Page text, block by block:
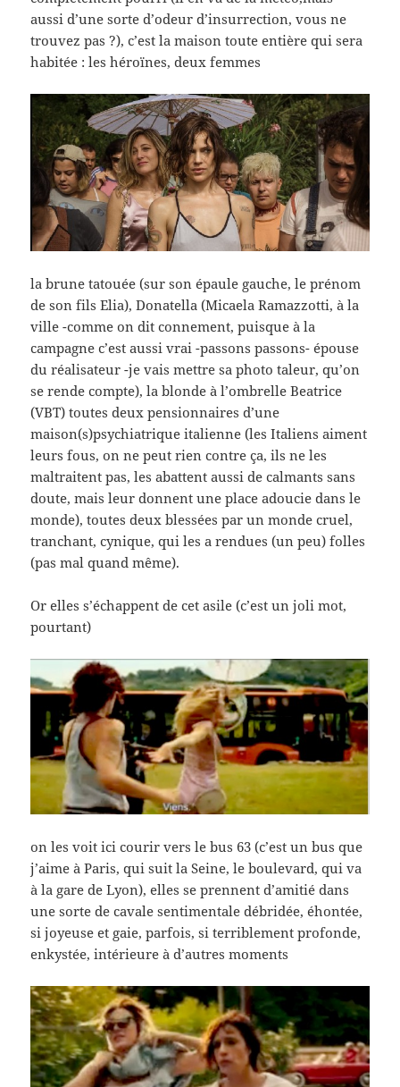
aussi d’une sorte d’odeur d’insurrection, vous ne
trouvez pas ?), c’est la maison toute entière qui sera
habitée : les héroïnes, deux femmes
la brune tatouée (sur son épaule gauche, le prénom
de son fils Elia), Donatella (Micaela Ramazzotti, à la
ville -comme on dit connement, puisque à la
campagne c’est aussi vrai -passons passons- épouse
du réalisateur -je vais mettre sa photo taleur, qu’on
se rende compte), la blonde à l’ombrelle Beatrice
(VBT) toutes deux pensionnaires d’une
maison(s)psychiatrique italienne (les Italiens aiment
leurs fous, on ne peut rien contre ça, ils ne les
maltraitent pas, les abattent aussi de calmants sans
doute, mais leur donnent une place adoucie dans le
monde), toutes deux blessées par un monde cruel,
tranchant, cynique, qui les a rendues (un peu) folles
(pas mal quand même).
Or elles s’échappent de cet asile (c’est un joli mot,
pourtant)
on les voit ici courir vers le bus 63 (c’est un bus que
j’aime à Paris, qui suit la Seine, le boulevard, qui va
à la gare de Lyon), elles se prennent d’amitié dans
une sorte de cavale sentimentale débridée, éhontée,
si joyeuse et gaie, parfois, si terriblement profonde,
enkystée, intérieure à d’autres moments